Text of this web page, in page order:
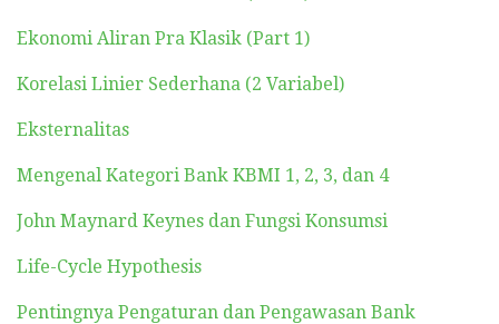
Ekonomi Aliran Pra Klasik (Part 1)
Korelasi Linier Sederhana (2 Variabel)
Eksternalitas
Mengenal Kategori Bank KBMI 1, 2, 3, dan 4
John Maynard Keynes dan Fungsi Konsumsi
Life-Cycle Hypothesis
Pentingnya Pengaturan dan Pengawasan Bank